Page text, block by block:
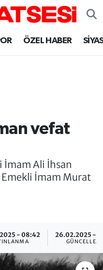
ÖZEL HABER
vefat
İmam Ali İhsan
İmam Murat
- 08:42 26.02.2025 -
ve Fikstür